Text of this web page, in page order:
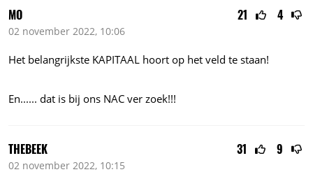
21 4
MO
02 november 2022, 10:06
Het belangrijkste KAPITAAL hoort op het veld te staan!
En...... dat is bij ons NAC ver zoek!!!
31 9
THEBEEK
02 november 2022, 10:15